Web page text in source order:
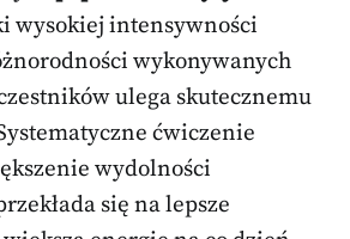
wysokiej intensywności
wykonywanych
ulega skutecznemu
ćwiczenie
wydolności
się na lepsze